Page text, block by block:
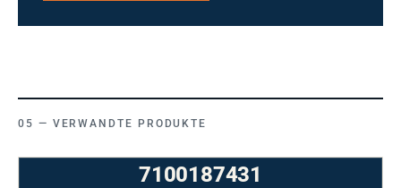
VERWANDTE PRODUKTE
7100187431